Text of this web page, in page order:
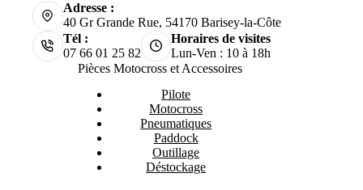
Adresse :
40 Gr Grande Rue, 54170 Barisey-la-Côte
Tél :
07 66 01 25 82
Horaires de visites
Lun-Ven : 10 à 18h
Pièces Motocross et Accessoires
Pilote
Motocross
Pneumatiques
Paddock
Outillage
Déstockage